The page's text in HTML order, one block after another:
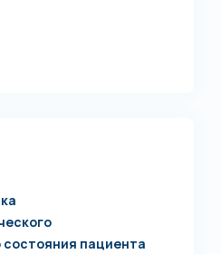
состояния пациента